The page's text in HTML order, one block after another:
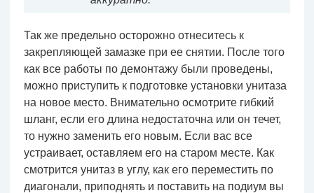
Так же предельно осторожно отнеситесь к
закрепляющей замазке при ее снятии. После того
как все работы по демонтажу были проведены,
можно приступить к подготовке установки унитаза
на новое место. Внимательно осмотрите гибкий
шланг, если его длина недостаточна или он течет,
то нужно заменить его новым. Если вас все
устраивает, оставляем его на старом месте. Как
смотрится унитаз в углу, как его переместить по
диагонали, приподнять и поставить на подиум вы